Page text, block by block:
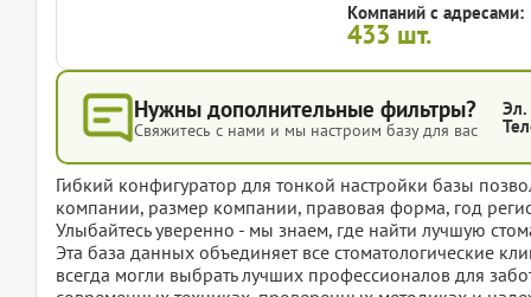
Компаний с адресами:
433 шт.
Нужны дополнительные фильтры?
Свяжитесь с нами и мы настроим базу для вас
Эл.
Гибкий конфигуратор для тонкой настройки базы
компании, размер компании, правовая форма, год
Улыбайтесь уверенно - мы знаем, где найти лучшую
Эта база данных объединяет все стоматологические
всегда могли выбрать лучших профессионалов для